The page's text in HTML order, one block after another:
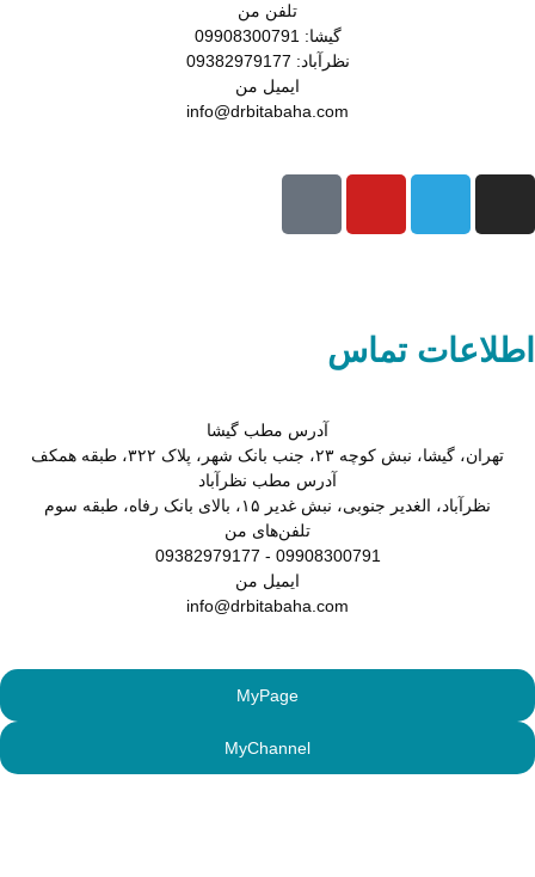
تلفنمن
گیشا: 09908300791
نظرآباد: 09382979177
ایمیلمن
info@drbitabaha.com
تماس
آدرسمطب گیشا
تهران، گیشا، نبش کوچه ۲۳، جنب بانک شهر، پلاک ۳۲۲، طبقه همکف
آدرسمطب نظرآباد
نظرآباد، الغدیر جنوبی، نبش غدیر ۱۵، بالای بانک رفاه، طبقه سوم
تلفن‌هایمن
09908300791 - 09382979177
ایمیلمن
info@drbitabaha.com
MyPage
MyChannel